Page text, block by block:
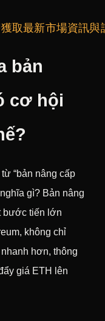
bản
cơ hội
“bản nâng cấp
gì? Bản nâng
bước tiến lớn
không chỉ
hơn, thông
giá ETH lên